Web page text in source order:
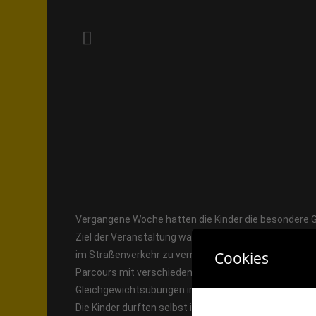
Vergangene Woche hatten die Kinder die besondere
Ziel der Veranstaltung war es, den jungen
im Straßenverkehr zu vermitteln. In mehreren
Parcours mit verschiedenen Hindernissen. Dabei
Gleichgewichtsübungen im Fokus. Ein weiteres
Die Kinder durften selbst in einen LKW steigen und
Cookies